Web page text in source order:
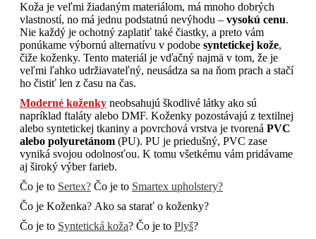
Koža je veľmi žiadaným materiálom, má mnoho dobrých
vlastností, no má jednu podstatnú nevýhodu – vysokú cenu.
Nie každý je ochotný zaplatiť také čiastky, a preto vám
ponúkame výbornú alternatívu v podobe syntetickej kože,
čiže koženky. Tento materiál je vďačný najmä v tom, že je
veľmi ľahko udržiavateľný, neusádza sa na ňom prach a stačí
ho čistiť len z času na čas.
Moderné koženky neobsahujú škodlivé látky ako sú
napríklad ftaláty alebo DMF. Koženky pozostávajú z textilnej
alebo syntetickej tkaniny a povrchová vrstva je tvorená PVC
alebo polyuretánom (PU). PU je priedušný, PVC zase
vyniká svojou odolnosťou. K tomu všetkému vám pridávame
aj široký výber farieb.
Čo je to Sertex? Čo je to Smartex upholstery?
Čo je Koženka? Ako sa starať o koženky?
Čo je to Syntetická koža? Čo je to Plyš?